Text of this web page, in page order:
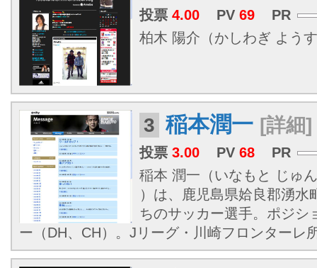
投票 4.00 PV 69
PR
柏木 陽介（かしわぎ よう
3 稲本潤一 [詳細]
投票 3.00 PV 68
PR
稲本 潤一（いなもと じゅ
）は、鹿児島県姶良郡湧水
ちのサッカー選手。ポジシ
ー（DH、CH）。Jリーグ・川崎フロンターレ